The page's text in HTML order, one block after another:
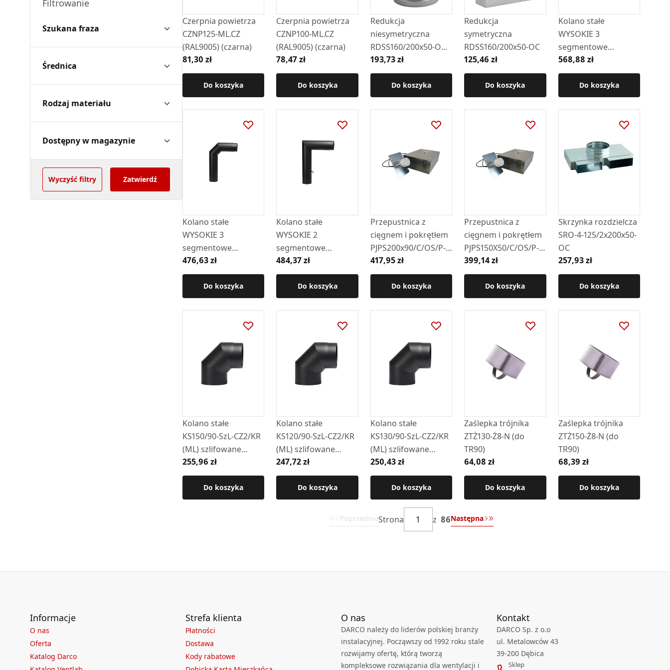
Filtrowanie
Szukana fraza
Średnica
Rodzaj materiału
Dostępny w magazynie
Wyczyść filtry Zatwierdź
Czerpnia powietrza
CZNP125-ML.CZ
(RAL9005) (czarna)
81,30 zł
Do koszyka
Czerpnia powietrza
CZNP100-ML.CZ
(RAL9005) (czarna)
78,47 zł
Do koszyka
Redukcja
niesymetryczna
RDSS160/200x50-OC-
NS
193,73 zł
Do koszyka
Redukcja
symetryczna
RDSS160/200x50-OC
125,46 zł
Do koszyka
Kolano stałe
WYSOKIE 3
segmentowe
szlifowane z szybrem
i rewizją KSrs-III-
150/90-CZ2
568,88 zł
Do koszyka
Kolano stałe
WYSOKIE 3
segmentowe
szlifowane z rewizją
KSr-III-150/90-CZ2
476,63 zł
Do koszyka
Kolano stałe
WYSOKIE 2
segmentowe
szlifowane z szybrem
i rewizją KSrs-II-
150/90-CZ2
484,37 zł
Do koszyka
Przepustnica z
cięgnem i pokrętłem
PJPS200x90/C/OS/P-
ML.B-OC
(uszczelniona
silikonem)
417,95 zł
Do koszyka
Przepustnica z
cięgnem i pokrętłem
PJPS150X50/C/OS/P-
ML.B-OC
(uszczelniona
silikonem)
399,14 zł
Do koszyka
Skrzynka rozdzielcza
SRO-4-125/2x200x50-
OC
257,93 zł
Do koszyka
Kolano stałe
KS150/90-SzL-CZ2/KR
(ML) szlifowane
krótkie (3-SEG)
255,96 zł
Do koszyka
Kolano stałe
KS120/90-SzL-CZ2/KR
(ML) szlifowane
krótkie (3-SEG)
247,72 zł
Do koszyka
Kolano stałe
KS130/90-SzL-CZ2/KR
(ML) szlifowane
krótkie (3-SEG)
250,43 zł
Do koszyka
Zaślepka trójnika
ZTŻ130-Ż8-N (do
TR90)
64,08 zł
Do koszyka
Zaślepka trójnika
ZTŻ150-Ż8-N (do
TR90)
68,39 zł
Do koszyka
Strona z 86Następna
Informacje
O nas
Oferta
Katalog Darco
Strefa klienta
Płatności
Dostawa
Kody rabatowe
O nas
DARCO należy do liderów polskiej branży
instalacyjnej. Począwszy od 1992 roku stale
rozwijamy ofertę, którą tworzą
kompleksowe rozwiązania dla wentylacji i
Kontakt
DARCO Sp. z o.o
ul. Metalowców 43
39-200 Dębica
Sklep